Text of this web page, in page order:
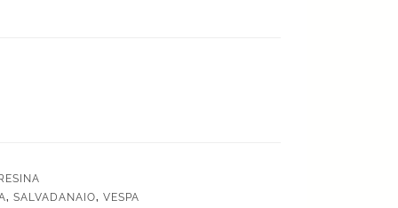
, SALVADANAIO, VESPA